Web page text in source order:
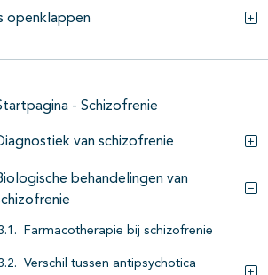
openklappen
- Schizofrenie
van schizofrenie
behandelingen van
Farmacotherapie bij schizofrenie
Verschil tussen antipsychotica